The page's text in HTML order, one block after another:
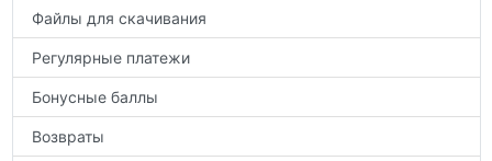
Файлы для скачивания
Регулярные платежи
Бонусные баллы
Возвраты